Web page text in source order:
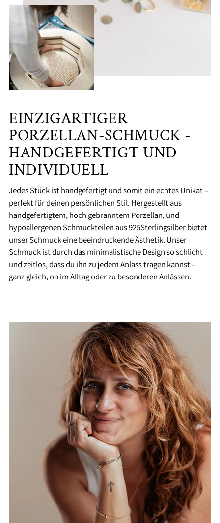
EINZIGARTIGER
PORZELLAN-SCHMUCK -
HANDGEFERTIGT UND
INDIVIDUELL
Jedes Stück ist handgefertigt und somit ein echtes Unikat –
perfekt für deinen persönlichen Stil. Hergestellt aus
handgefertigtem, hoch gebranntem Porzellan, und
hypoallergenen Schmuckteilen aus 925Sterlingsilber bietet
unser Schmuck eine beeindruckende Ästhetik. Unser
Schmuck ist durch das minimalistische Design so schlicht
und zeitlos, dass du ihn zu jedem Anlass tragen kannst –
ganz gleich, ob im Alltag oder zu besonderen Anlässen.